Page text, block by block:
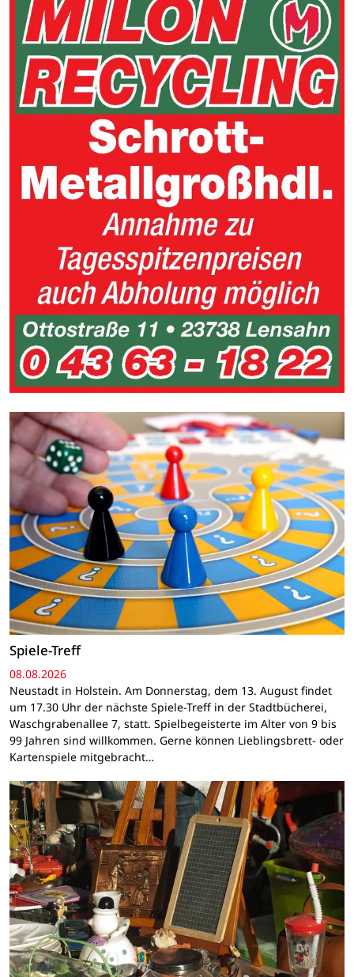
Spiele-Treff
08.08.2026
Neustadt in Holstein. Am Donnerstag, dem 13. August findet
um 17.30 Uhr der nächste Spiele-Treff in der Stadtbücherei,
Waschgrabenallee 7, statt. Spielbegeisterte im Alter von 9 bis
99 Jahren sind willkommen. Gerne können Lieblingsbrett- oder
Kartenspiele mitgebracht…